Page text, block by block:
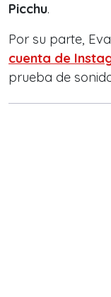
Picchu.
Por su parte,
cuenta de
prueba de